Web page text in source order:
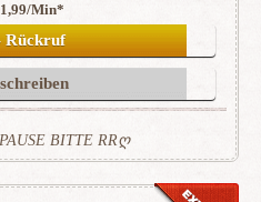
Min*
Rückruf
BITTE RRღ